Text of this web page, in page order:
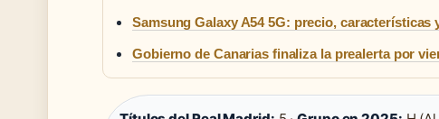
Samsung Galaxy A54 5G: precio, características
Gobierno de Canarias finaliza la prealerta por